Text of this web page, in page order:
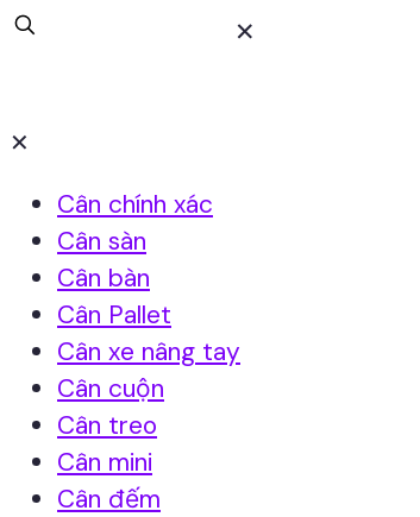
✕
✕
Cân chính xác
Cân sàn
Cân bàn
Cân Pallet
Cân xe nâng tay
Cân cuộn
Cân treo
Cân mini
Cân đếm